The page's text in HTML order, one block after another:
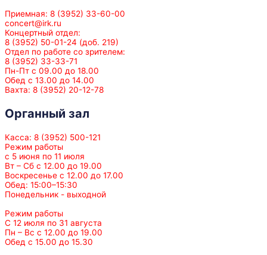
Приемная: 8 (3952) 33-60-00
concert@irk.ru
Концертный отдел:
8 (3952) 50-01-24 (доб. 219)
Отдел по работе со зрителем:
8 (3952) 33-33-71
Пн-Пт с 09.00 до 18.00
Обед с 13.00 до 14.00
Вахта: 8 (3952) 20-12-78
Органный зал
Касса: 8 (3952) 500-121
Режим работы
с 5 июня по 11 июля
Вт – Сб с 12.00 до 19.00
Воскресенье с 12.00 до 17.00
Обед: 15:00–15:30
Понедельник - выходной
Режим работы
С 12 июля по 31 августа
Пн – Вс с 12.00 до 19.00
Обед с 15.00 до 15.30